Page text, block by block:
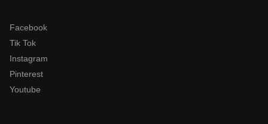
Facebook
Tik Tok
Instagram
Pinterest
Youtube